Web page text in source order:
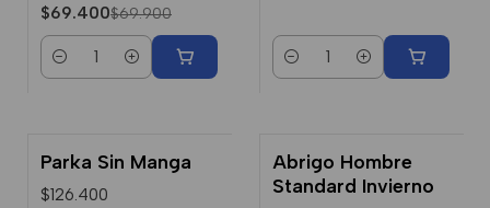
$69.400$69.900
Cantidad Cantidad
Parka Sin Manga
$126.400
Abrigo Hombre
Standard Invierno